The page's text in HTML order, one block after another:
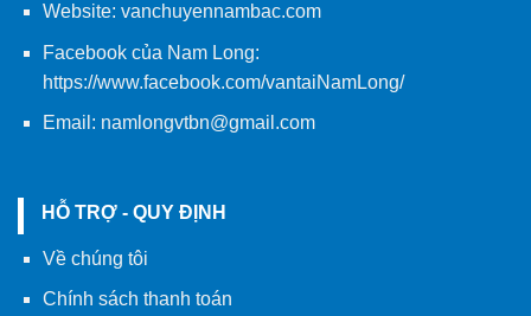
Website: vanchuyennambac.com
Facebook của Nam Long:
https://www.facebook.com/vantaiNamLong/
Email: namlongvtbn@gmail.com
HỖ TRỢ - QUY ĐỊNH
Về chúng tôi
Chính sách thanh toán